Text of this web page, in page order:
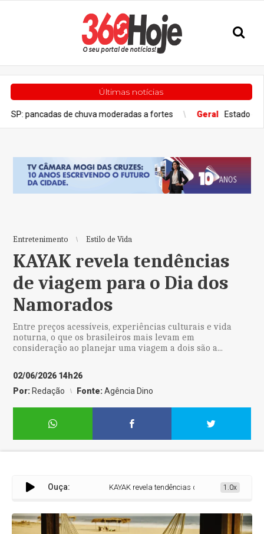
Últimas notícias
chuva moderadas a fortes Geral Estado de São Paulo
Entretenimento Estilo de Vida
KAYAK revela tendências
de viagem para o Dia dos
Namorados
Entre preços acessíveis, experiências culturais e vida
noturna, o que os brasileiros mais levam em
consideração ao planejar uma viagem a dois são a...
02/06/2026 14h26
Por: Redação Fonte:Agência Dino
Ouça: KAYAK revela tendências de viagem para o Dia
1.0x